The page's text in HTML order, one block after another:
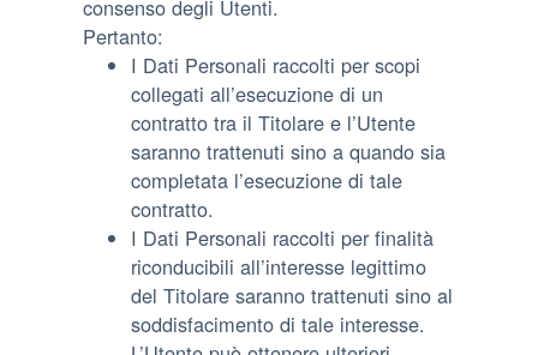
consenso degli Utenti.
Pertanto:
I Dati Personali raccolti per scopi
collegati all’esecuzione di un
contratto tra il Titolare e l’Utente
saranno trattenuti sino a quando sia
completata l’esecuzione di tale
contratto.
I Dati Personali raccolti per finalità
riconducibili all’interesse legittimo
del Titolare saranno trattenuti sino al
soddisfacimento di tale interesse.